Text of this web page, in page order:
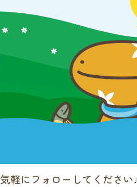
気軽にフォローしてください♩